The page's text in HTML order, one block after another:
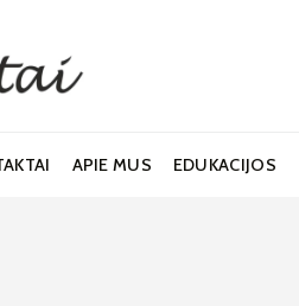
APIE MUS EDUKACIJOS